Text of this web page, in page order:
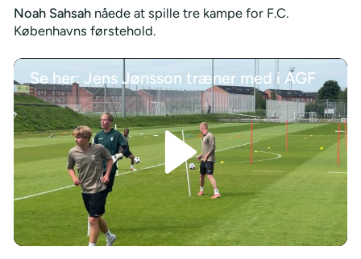
Noah Sahsahnåede at spille tre kampe for F.C.
Københavns førstehold.
Se her: Jens Jønsson træner med i AGF